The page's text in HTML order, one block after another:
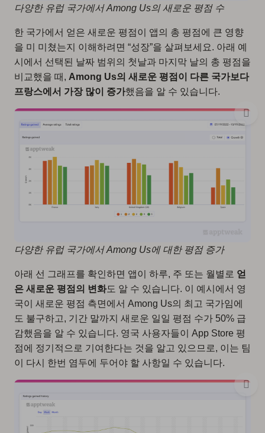
다양한 유럽 국가에서 Among Us의 새로운 평점 수
한 국가에서 얻은 새로운 평점이 앱의 총 평점에 큰 영향
을 미 미쳤는지 이해하려면 “성장”을 살펴보세요. 아래 예
시에서 선택된 날짜 범위의 첫날과 마지막 날의 총 평점을
비교했을 때, Among Us의 새로운 평점이 다른 국가보다
프랑스에서 가장 많이 증가했음을 알 수 있습니다.
다양한 유럽 국가에서 Among Us에 대한 평점 증가
아래 선 그래프를 확인하면 앱이 하루, 주 또는 월별로 얻
은 새로운 평점의 변화도 알 수 있습니다. 이 예시에서 영
국이 새로운 평점 측면에서 Among Us의 최고 국가임에
도 불구하고, 기간 말까지 새로운 일일 평점 수가 50% 급
감했음을 알 수 있습니다. 영국 사용자들이 App Store 평
점에 정기적으로 기여한다는 것을 알고 있으므로, 이는 팀
이 다시 한번 염두에 두어야 할 사항일 수 있습니다.